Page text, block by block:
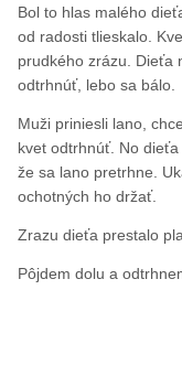
Bol to hlas malého
od radosti tlieskalo.
prudkého zrázu. Dieťa
odtrhnúť, lebo sa bálo.
Muži priniesli lano,
kvet odtrhnúť. No
že sa lano pretrhne.
ochotných ho držať.
Zrazu dieťa prestalo
Pôjdem dolu a